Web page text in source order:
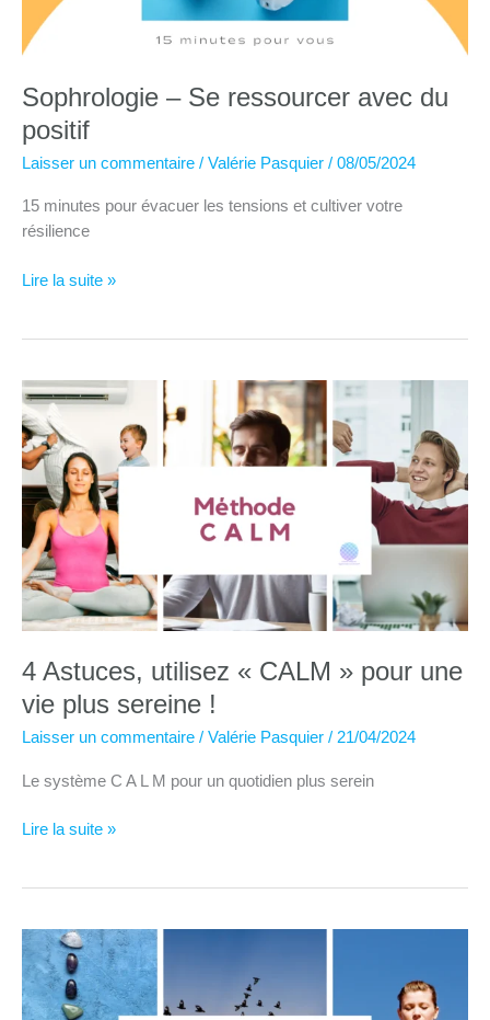
Sophrologie – Se ressourcer avec du
positif
Laisser un commentaire / Valérie Pasquier / 08/05/2024
15 minutes pour évacuer les tensions et cultiver votre
résilience
Sophrologie
avec
du
positif
Lire la suite »
4 Astuces, utilisez « CALM » pour une
vie plus sereine !
Laisser un commentaire / Valérie Pasquier / 21/04/2024
Le système C A L M pour un quotidien plus serein
4
pour
une
vie
plus
Lire la suite »